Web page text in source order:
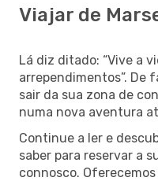
Viajar de
Lá diz ditado: “Vive a
arrependimentos”. De
sair da sua zona de
numa nova aventura
Continue a ler e
saber para reservar a
connosco.